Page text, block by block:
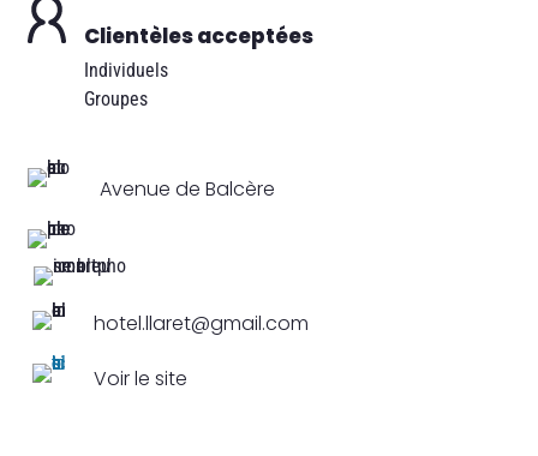
Clientèles acceptées
Individuels
Groupes
Avenue de Balcère
hotel.llaret@gmail.com
Voir le site